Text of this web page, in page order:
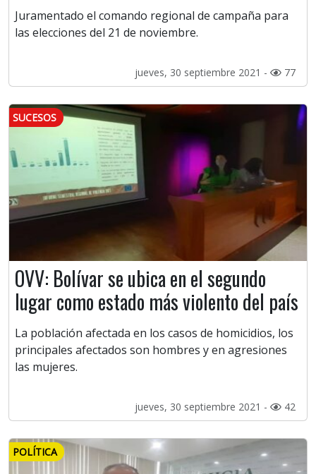
Juramentado el comando regional de campaña para
las elecciones del 21 de noviembre.
jueves, 30 septiembre 2021 - 77
SUCESOS
OVV: Bolívar se ubica en el segundo
lugar como estado más violento del país
La población afectada en los casos de homicidios, los
principales afectados son hombres y en agresiones
las mujeres.
jueves, 30 septiembre 2021 - 42
POLÍTICA